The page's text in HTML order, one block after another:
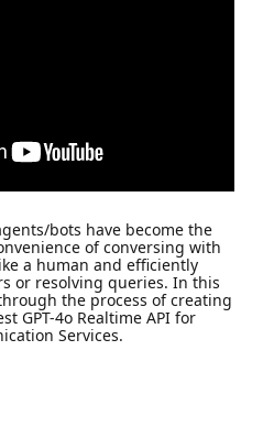
bots have become the
of conversing with
a human and efficiently
or resolving queries. In this
the process of creating
GPT-4o Realtime API for
Services.